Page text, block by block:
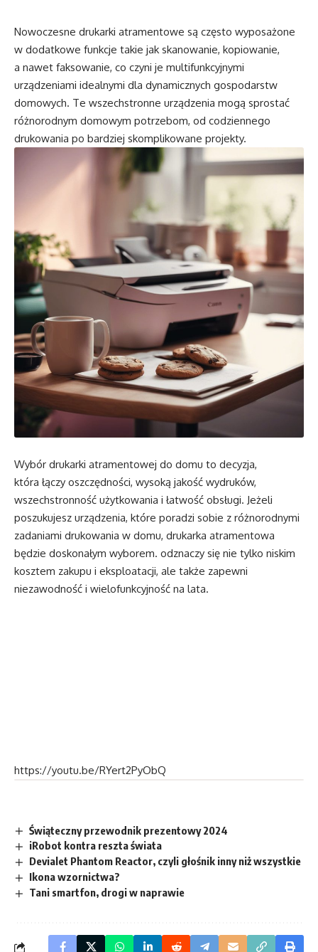
Nowoczesne drukarki atramentowe są często wyposażone
w dodatkowe funkcje takie jak skanowanie, kopiowanie,
a nawet faksowanie, co czyni je multifunkcyjnymi
urządzeniami idealnymi dla dynamicznych gospodarstw
domowych. Te wszechstronne urządzenia mogą sprostać
różnorodnym domowym potrzebom, od codziennego
drukowania po bardziej skomplikowane projekty.
Wybór drukarki atramentowej do domu to decyzja,
która łączy oszczędności, wysoką jakość wydruków,
wszechstronność użytkowania i łatwość obsługi. Jeżeli
poszukujesz urządzenia, które poradzi sobie z różnorodnymi
zadaniami drukowania w domu, drukarka atramentowa
będzie doskonałym wyborem. odznaczy się nie tylko niskim
kosztem zakupu i eksploatacji, ale także zapewni
niezawodność i wielofunkcyjność na lata.
https://youtu.be/RYert2PyObQ
Świąteczny przewodnik prezentowy 2024
iRobot kontra reszta świata
Devialet Phantom Reactor, czyli głośnik inny niż wszystkie
Ikona wzornictwa?
Tani smartfon, drogi w naprawie